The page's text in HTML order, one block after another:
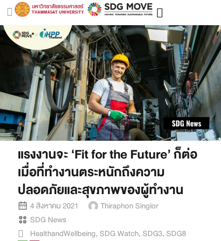
แรงงานจะ ‘Fit for the Future’ ก็ต่อ
เมื่อที่ทำงานตระหนักถึงความ
ปลอดภัยและสุขภาพของผู้ทำงาน
4 สิงหาคม 2021
Thiraphon Singlor
SDG News
HealthandWellbeing, SDG Watch, SDG3, SDG8